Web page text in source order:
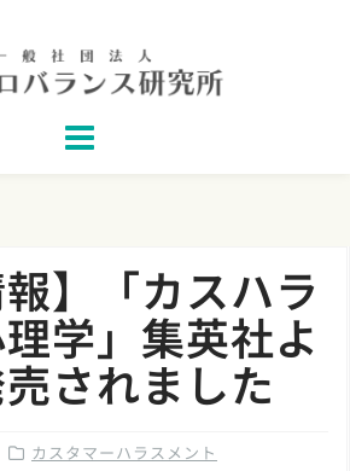
報】「カスハラ
学」集英社よ
されました
カスタマーハラスメント